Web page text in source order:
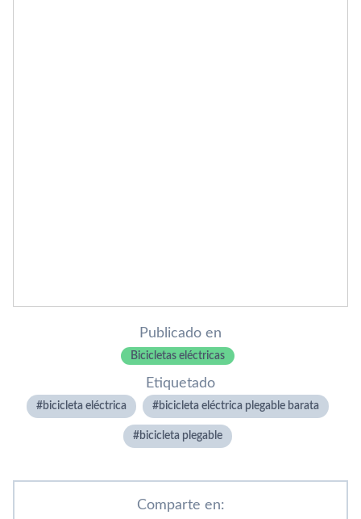
Publicado en
Bicicletas eléctricas
Etiquetado
bicicleta eléctrica bicicleta eléctrica plegable barata
bicicleta plegable
Comparte en: